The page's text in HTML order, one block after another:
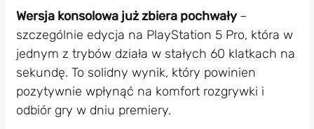
Wersja konsolowa już zbiera pochwały–
szczególnie edycja na PlayStation 5 Pro, która w
jednym z trybów działa w stałych 60 klatkach na
sekundę. To solidny wynik, który powinien
pozytywnie wpłynąć na komfort rozgrywki i
odbiór gry w dniu premiery.